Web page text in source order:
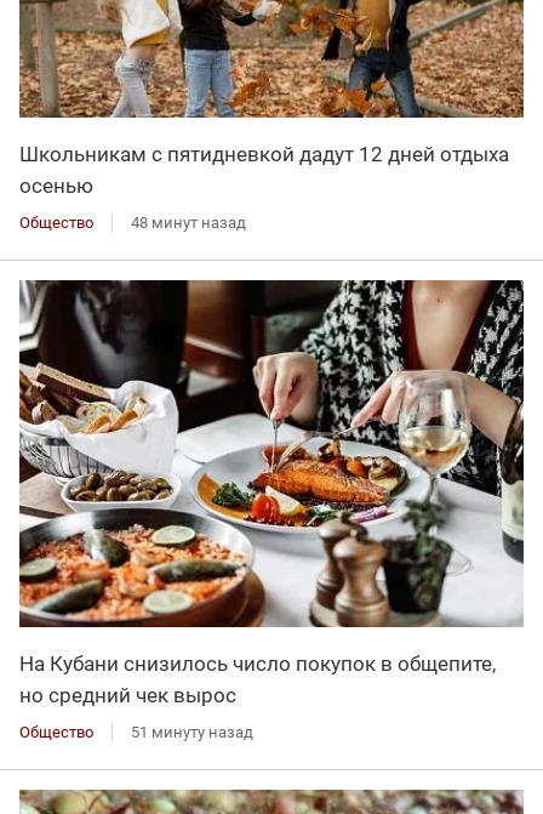
Школьникам с пятидневкой дадут 12 дней отдыха
осенью
Общество 48 минут назад
На Кубани снизилось число покупок в общепите,
но средний чек вырос
Общество 51 минуту назад